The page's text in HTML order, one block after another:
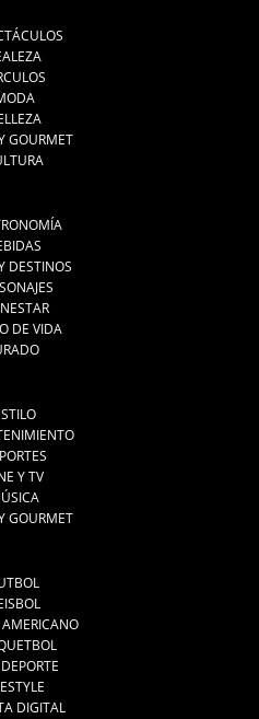
GOURMET
DESTINOS
DE VIDA
Y TV
GOURMET
DIGITAL